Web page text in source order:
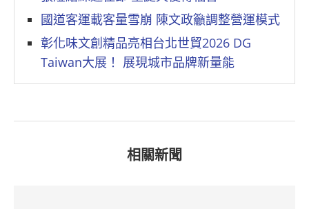
國道客運載客量雪崩 陳文政籲調整營運模式
彰化味文創精品亮相台北世貿2026 DG
Taiwan大展！ 展現城市品牌新量能
相關新聞